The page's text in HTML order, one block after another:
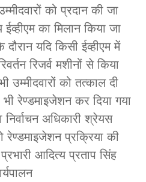
को प्रदान की जा
का मिलान किया जा
यदि किसी ईव्हीएम में
रिजर्व मशीनों से किया
उम्मीदवारों को तत्काल दी
भी रेण्डमाइजेशन कर दिया गया
अधिकारी श्रेयस
रेण्डमाइजेशन प्रक्रिया की
आदित्य प्रताप सिंह